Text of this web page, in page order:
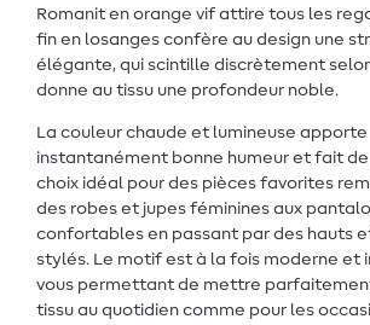
Romanit en orange vif attire tous les
fin en losanges confère au design une
élégante, qui scintille discrètement
donne au tissu une profondeur noble.
La couleur chaude et lumineuse apporte
instantanément bonne humeur et fait de
choix idéal pour des pièces favorites
des robes et jupes féminines aux
confortables en passant par des hauts
stylés. Le motif est à la fois moderne et
vous permettant de mettre
tissu au quotidien comme pour les